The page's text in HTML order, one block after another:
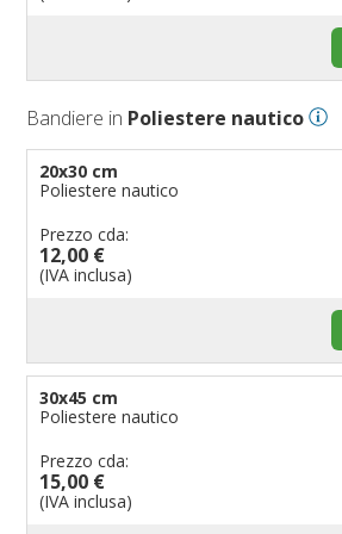
Bandiere per eventi religiosi
Bandiere per ambasciate
Bandiere per riserve naturali e parchi
Bandiere per musicisti
pennoni per bandiere
Bandiere in Poliestere nautico
20x30 cm
Poliestere nautico
Prezzo cda:
12,00 €
(IVA inclusa)
30x45 cm
Poliestere nautico
Prezzo cda:
15,00 €
(IVA inclusa)